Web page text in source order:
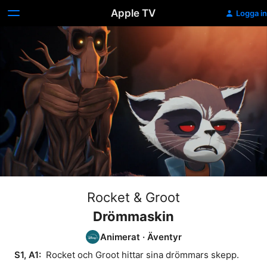
Apple TV Logga in
Rocket & Groot
Drömmaskin
Animerat · Äventyr
S1, A1: Rocket och Groot hittar sina drömmars skepp.